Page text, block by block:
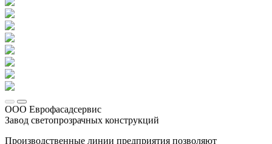
ООО Еврофасадсервис
Завод светопрозрачных конструкций
Производственные линии предприятия позволяют